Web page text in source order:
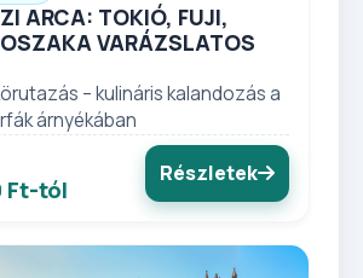
ARCA: TOKIÓ, FUJI,
VARÁZSLATOS
– kulináris kalandozás a
árnyékában
Ft-tól
Részletek